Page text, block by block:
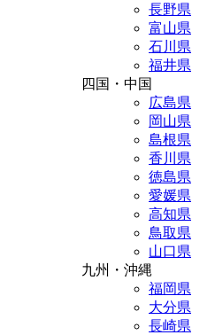
長野県
富山県
石川県
福井県
四国・中国
広島県
岡山県
島根県
香川県
徳島県
愛媛県
高知県
鳥取県
山口県
九州・沖縄
福岡県
大分県
長崎県